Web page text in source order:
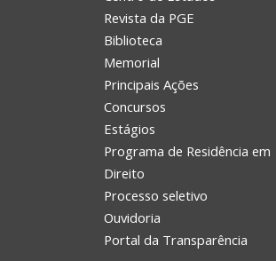
Revista da PGE
Biblioteca
Memorial
Principais Ações
Concursos
Estágios
Programa de Residência em
Direito
Processo seletivo
Ouvidoria
Portal da Transparência